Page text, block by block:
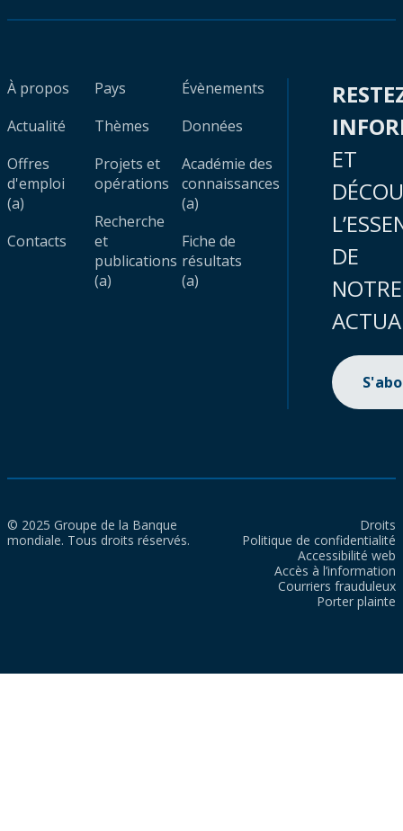
À propos
Actualité
Offres
d'emploi
(a)
Contacts
Pays
Thèmes
Projets et
opérations
Recherche
et
publications
(a)
Évènements
Données
Académie des
connaissances
(a)
Fiche de
résultats
(a)
ET
DE
NOTRE
© 2025 Groupe de la Banque
mondiale. Tous droits réservés.
Droits
Politique de confidentialité
Accessibilité web
Accès à l’information
Courriers frauduleux
Porter plainte